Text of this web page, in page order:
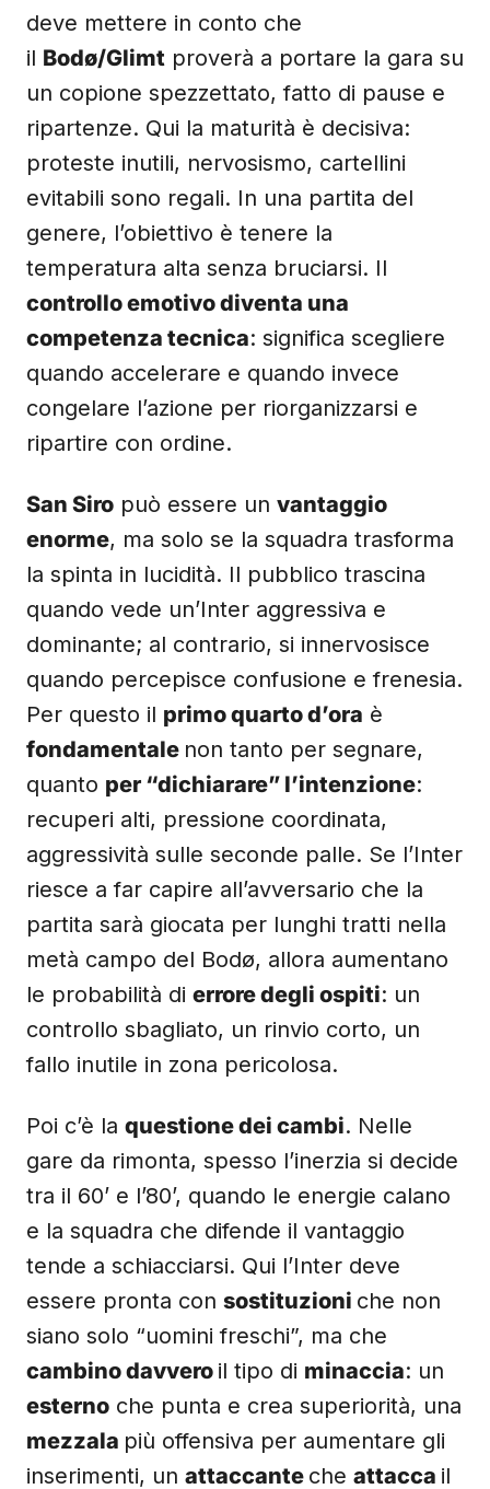
deve mettere in conto che
il Bodø/Glimt proverà a portare la gara su
un copione spezzettato, fatto di pause e
ripartenze. Qui la maturità è decisiva:
proteste inutili, nervosismo, cartellini
evitabili sono regali. In una partita del
genere, l’obiettivo è tenere la
temperatura alta senza bruciarsi. Il
controllo emotivo diventa una
competenza tecnica: significa scegliere
quando accelerare e quando invece
congelare l’azione per riorganizzarsi e
ripartire con ordine.
San Siro può essere un vantaggio
enorme, ma solo se la squadra trasforma
la spinta in lucidità. Il pubblico trascina
quando vede un’Inter aggressiva e
dominante; al contrario, si innervosisce
quando percepisce confusione e frenesia.
Per questo il primo quarto d’ora è
fondamentale non tanto per segnare,
quanto per “dichiarare” l’intenzione:
recuperi alti, pressione coordinata,
aggressività sulle seconde palle. Se l’Inter
riesce a far capire all’avversario che la
partita sarà giocata per lunghi tratti nella
metà campo del Bodø, allora aumentano
le probabilità di errore degli ospiti: un
controllo sbagliato, un rinvio corto, un
fallo inutile in zona pericolosa.
Poi c’è la questione dei cambi. Nelle
gare da rimonta, spesso l’inerzia si decide
tra il 60’ e l’80’, quando le energie calano
e la squadra che difende il vantaggio
tende a schiacciarsi. Qui l’Inter deve
essere pronta con sostituzioni che non
siano solo “uomini freschi”, ma che
cambino davvero il tipo di minaccia: un
esterno che punta e crea superiorità, una
mezzala più offensiva per aumentare gli
inserimenti, un attaccante che attacca il